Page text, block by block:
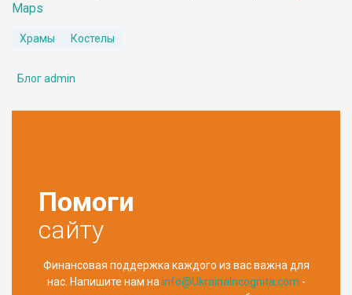
Maps
Храмы Костелы
Блог admin
Помоги
сайту
Финансовая поддержка каждого из вас важна для
нас. Напишите нам на info@UkrainaIncognita.com -